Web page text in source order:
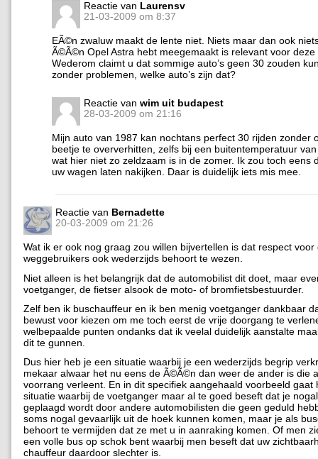
Reactie van Laurensv
21-03-2009 om 8:37
EÃ©n zwaluw maakt de lente niet. Niets maar dan ook
Ã©Ã©n Opel Astra hebt meegemaakt is relevant voor deze
Wederom claimt u dat sommige auto’s geen 30 zouden
zonder problemen, welke auto’s zijn dat?
Reactie van wim uit budapest
28-03-2009 om 21:16
Mijn auto van 1987 kan nochtans perfect 30 rijden zonder
beetje te oververhitten, zelfs bij een buitentemperatuur
wat hier niet zo zeldzaam is in de zomer. Ik zou toch eens
uw wagen laten nakijken. Daar is duidelijk iets mis mee.
Reactie van Bernadette
20-03-2009 om 21:26
Wat ik er ook nog graag zou willen bijvertellen is dat respect voor
weggebruikers ook wederzijds behoort te wezen.
Niet alleen is het belangrijk dat de automobilist dit doet, maar
voetganger, de fietser alsook de moto- of bromfietsbestuurder.
Zelf ben ik buschauffeur en ik ben menig voetganger dankbaar
bewust voor kiezen om me toch eerst de vrije doorgang te
welbepaalde punten ondanks dat ik veelal duidelijk aanstalte
dit te gunnen.
Dus hier heb je een situatie waarbij je een wederzijds begrip
mekaar alwaar het nu eens de Ã©Ã©n dan weer de ander is die
voorrang verleent. En in dit specifiek aangehaald voorbeeld gaat
situatie waarbij de voetganger maar al te goed beseft dat je
geplaagd wordt door andere automobilisten die geen geduld
soms nogal gevaarlijk uit de hoek kunnen komen, maar je als
behoort te vermijden dat ze met u in aanraking komen. Of men
een volle bus op schok bent waarbij men beseft dat uw
chauffeur daardoor slechter is.